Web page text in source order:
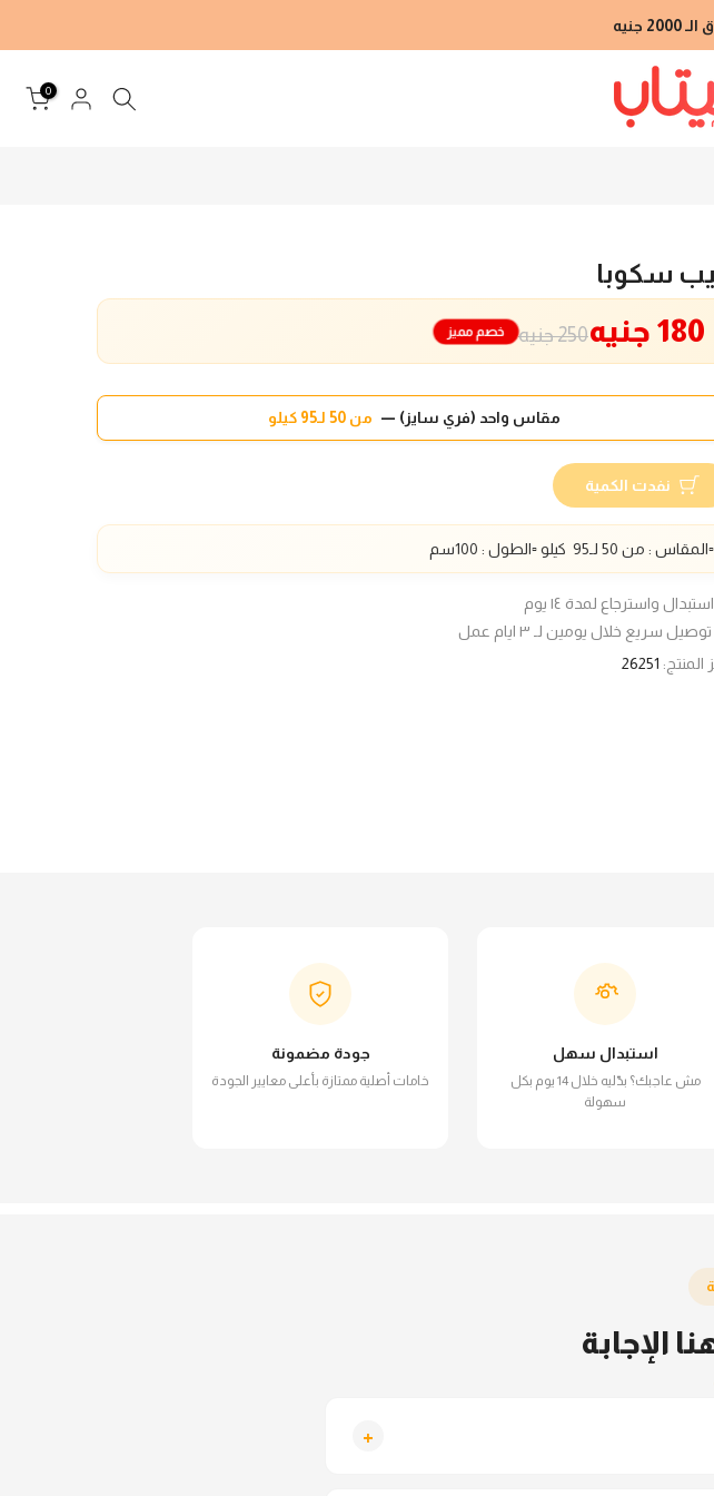
جنيه
0
سكوبا
250 جنيه 180 جنيه خصم مميز
مقاس واحد (فري سايز) — من 50 لـ95 كيلو
نفدت الكمية
▫️المقاس : من 50 لـ95 كيلو ▫️الطول : 100سم
واسترجاع لمدة ١٤ يوم
سريع خلال يومين لـ ٣ ايام عمل
المنتج: 26251
استبدال سهل
مش عاجبك؟ بدّليه خلال 14 يوم بكل
سهولة
جودة مضمونة
خامات أصلية ممتازة بأعلى معايير الجودة
الإجابة
+